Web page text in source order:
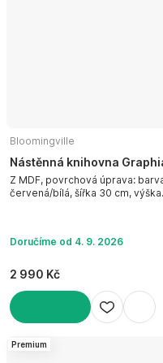
Bloomingville
Nástěnná knihovna
Z MDF, povrchová úprava:
červená/bílá, šířka 30 cm, výška
Doručíme od 4. 9. 2026
2 990 Kč
Premium